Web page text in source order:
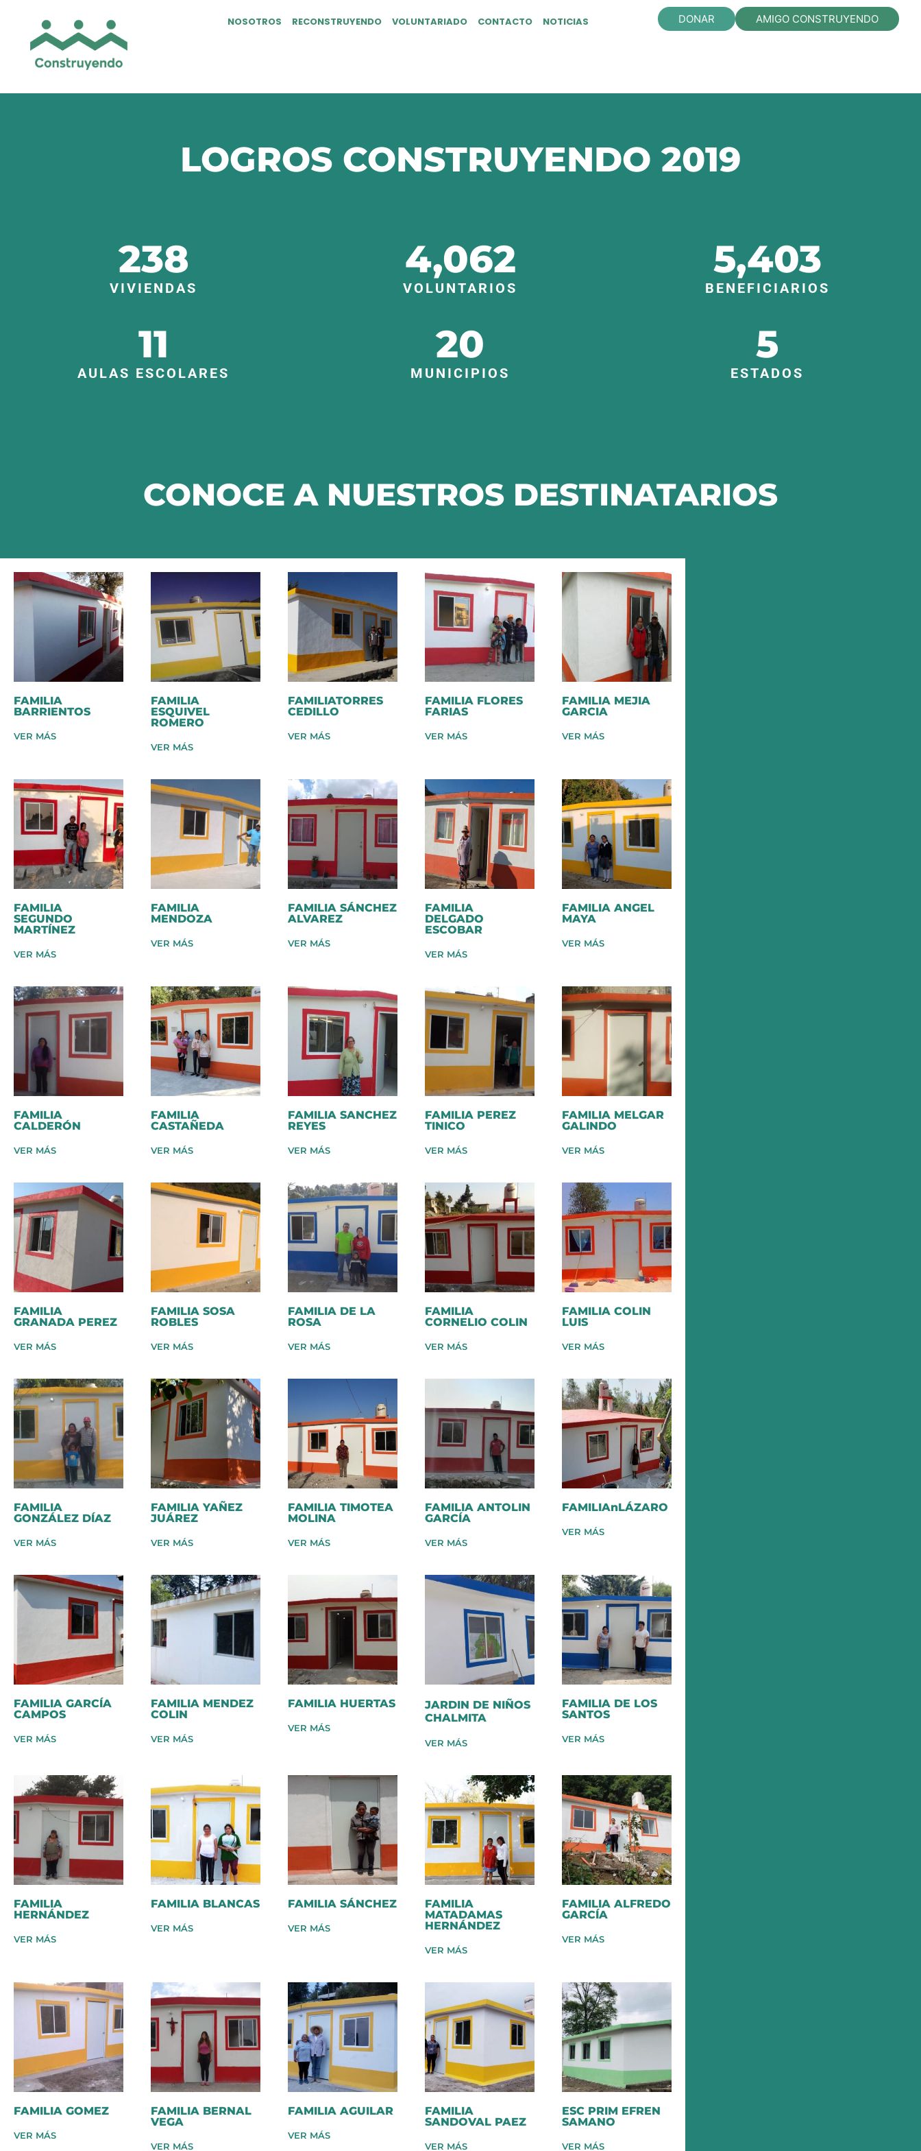
NOSOTROS RECONSTRUYENDO VOLUNTARIADO CONTACTO NOTICIAS DONAR AMIGO CONSTRUYENDO
LOGROS CONSTRUYENDO 2019
VIVIENDAS
238
VOLUNTARIOS
4,062
BENEFICIARIOS
5,403
AULAS ESCOLARES
11
MUNICIPIOS
20
ESTADOS
5
CONOCE A NUESTROS DESTINATARIOS
FAMILIA
BARRIENTOS
VER MÁS
FAMILIA
ESQUIVEL
ROMERO
VER MÁS
FAMILIATORRES
CEDILLO
VER MÁS
FAMILIA FLORES
FARIAS
VER MÁS
FAMILIA MEJIA
GARCIA
VER MÁS
FAMILIA
SEGUNDO
MARTÍNEZ
VER MÁS
FAMILIA
MENDOZA
VER MÁS
FAMILIA SÁNCHEZ
ALVAREZ
VER MÁS
FAMILIA
DELGADO
ESCOBAR
VER MÁS
FAMILIA ANGEL
MAYA
VER MÁS
FAMILIA
CALDERÓN
VER MÁS
FAMILIA
CASTAÑEDA
VER MÁS
FAMILIA SANCHEZ
REYES
VER MÁS
FAMILIA PEREZ
TINICO
VER MÁS
FAMILIA MELGAR
GALINDO
VER MÁS
FAMILIA
GRANADA PEREZ
VER MÁS
FAMILIA SOSA
ROBLES
VER MÁS
FAMILIA DE LA
ROSA
VER MÁS
FAMILIA
CORNELIO COLIN
VER MÁS
FAMILIA COLIN
LUIS
VER MÁS
FAMILIA
GONZÁLEZ DÍAZ
VER MÁS
FAMILIA YAÑEZ
JUÁREZ
VER MÁS
FAMILIA TIMOTEA
MOLINA
VER MÁS
FAMILIA ANTOLIN
GARCÍA
VER MÁS
FAMILIAnLÁZARO
VER MÁS
FAMILIA GARCÍA
CAMPOS
VER MÁS
FAMILIA MENDEZ
COLIN
VER MÁS
FAMILIA HUERTAS
VER MÁS
JARDIN DE NIÑOS
CHALMITA
VER MÁS
FAMILIA DE LOS
SANTOS
VER MÁS
FAMILIA
HERNÁNDEZ
VER MÁS
FAMILIA BLANCAS
VER MÁS
FAMILIA SÁNCHEZ
VER MÁS
FAMILIA
MATADAMAS
HERNÁNDEZ
VER MÁS
FAMILIA ALFREDO
GARCÍA
VER MÁS
FAMILIA GOMEZ
VER MÁS
FAMILIA BERNAL
VEGA
VER MÁS
FAMILIA AGUILAR
VER MÁS
FAMILIA
SANDOVAL PAEZ
VER MÁS
ESC PRIM EFREN
SAMANO
VER MÁS